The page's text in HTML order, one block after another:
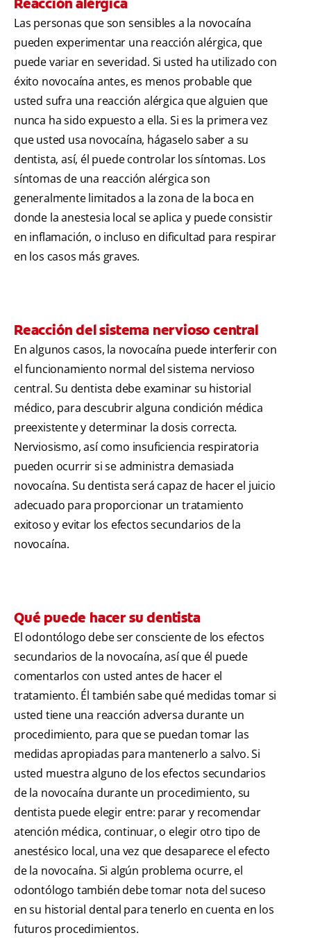
Reacción alérgica
Las personas que son sensibles a la novocaína
pueden experimentar una reacción alérgica, que
puede variar en severidad. Si usted ha utilizado con
éxito novocaína antes, es menos probable que
usted sufra una reacción alérgica que alguien que
nunca ha sido expuesto a ella. Si es la primera vez
que usted usa novocaína, hágaselo saber a su
dentista, así, él puede controlar los síntomas. Los
síntomas de una reacción alérgica son
generalmente limitados a la zona de la boca en
donde la anestesia local se aplica y puede consistir
en inflamación, o incluso en dificultad para respirar
en los casos más graves.
Reacción del sistema nervioso central
En algunos casos, la novocaína puede interferir con
el funcionamiento normal del sistema nervioso
central. Su dentista debe examinar su historial
médico, para descubrir alguna condición médica
preexistente y determinar la dosis correcta.
Nerviosismo, así como insuficiencia respiratoria
pueden ocurrir si se administra demasiada
novocaína. Su dentista será capaz de hacer el juicio
adecuado para proporcionar un tratamiento
exitoso y evitar los efectos secundarios de la
novocaína.
Qué puede hacer su dentista
El odontólogo debe ser consciente de los efectos
secundarios de la novocaína, así que él puede
comentarlos con usted antes de hacer el
tratamiento. Él también sabe qué medidas tomar si
usted tiene una reacción adversa durante un
procedimiento, para que se puedan tomar las
medidas apropiadas para mantenerlo a salvo. Si
usted muestra alguno de los efectos secundarios
de la novocaína durante un procedimiento, su
dentista puede elegir entre: parar y recomendar
atención médica, continuar, o elegir otro tipo de
anestésico local, una vez que desaparece el efecto
de la novocaína. Si algún problema ocurre, el
odontólogo también debe tomar nota del suceso
en su historial dental para tenerlo en cuenta en los
futuros procedimientos.